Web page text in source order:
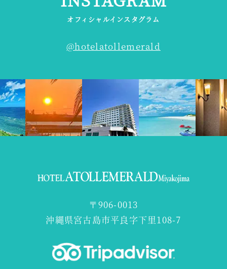
オフィシャルインスタグラム
@hotelatollemerald
〒906-0013
沖縄県宮古島市平良字下里108-7